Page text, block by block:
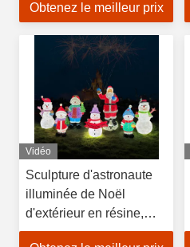
main motif de fleur de
Obtenez le meilleur prix
Vidéo
Sculpture d'astronaute
illuminée de Noël
d'extérieur en résine,
décoration de jardin pour